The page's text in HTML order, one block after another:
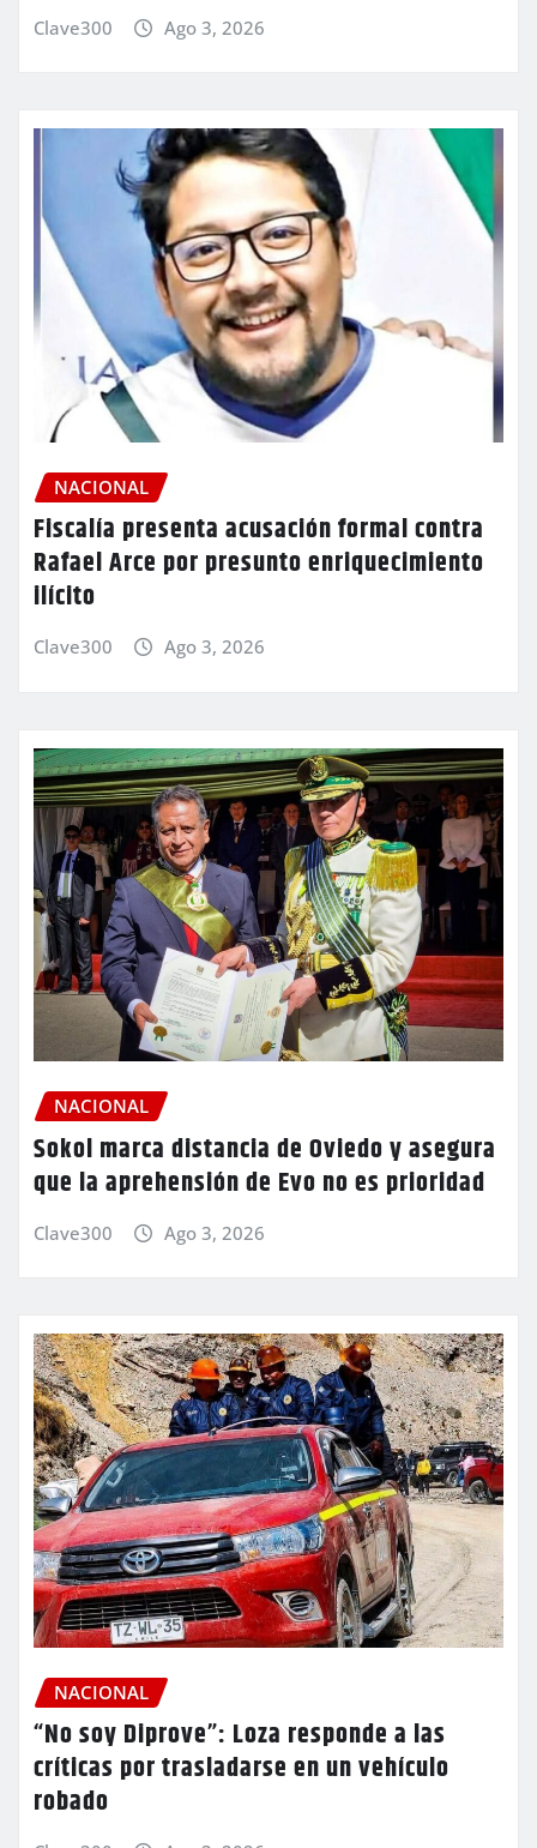
Clave300 Ago 3, 2026
NACIONAL
Fiscalía presenta acusación formal contra
Rafael Arce por presunto enriquecimiento
ilícito
Clave300 Ago 3, 2026
NACIONAL
Sokol marca distancia de Oviedo y asegura
que la aprehensión de Evo no es prioridad
Clave300 Ago 3, 2026
NACIONAL
“No soy Diprove”: Loza responde a las
críticas por trasladarse en un vehículo
robado